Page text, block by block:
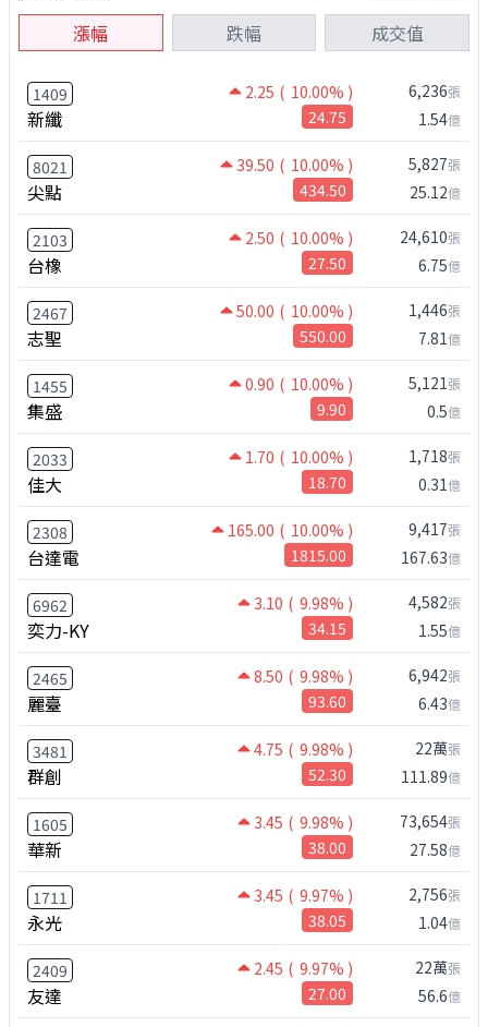
漲幅 跌幅 成交值
1409 2.25 ( 10.00% )
新纖 24.75
6,236張
1.54億
8021 39.50 ( 10.00% )
尖點 434.50
5,827張
25.12億
2103 2.50 ( 10.00% )
台橡 27.50
24,610張
6.75億
2467 50.00 ( 10.00% )
志聖 550.00
1,446張
7.81億
1455 0.90 ( 10.00% )
集盛 9.90
5,121張
0.5億
2033 1.70 ( 10.00% )
佳大 18.70
1,718張
0.31億
2308 165.00 ( 10.00% )
台達電 1815.00
9,417張
167.63億
6962 3.10 ( 9.98% )
奕力-KY 34.15
4,582張
1.55億
2465 8.50 ( 9.98% )
麗臺 93.60
6,942張
6.43億
3481 4.75 ( 9.98% )
群創 52.30
22萬張
111.89億
1605 3.45 ( 9.98% )
華新 38.00
73,654張
27.58億
1711 3.45 ( 9.97% )
永光 38.05
2,756張
1.04億
2409 2.45 ( 9.97% )
友達 27.00
22萬張
56.6億